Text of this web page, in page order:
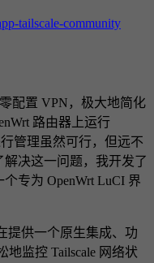
tailscale-community
配置 VPN，极大地简化
路由器上运行
管理虽然可行，但远不
决这一问题，我开发了
个专为 OpenWrt LuCI 界
提供一个原生集成、功
地监控 Tailscale 网络状